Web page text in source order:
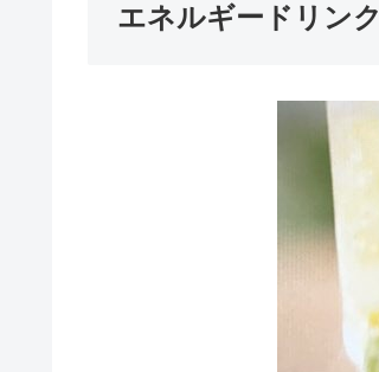
エネルギードリンク